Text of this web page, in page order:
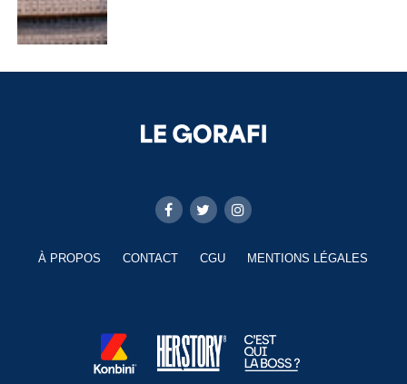
À PROPOS CONTACT CGU MENTIONS LÉGALES